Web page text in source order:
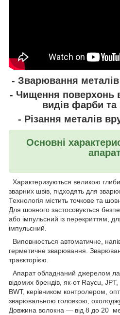
- Зварювання
- Чищення поверхонь
видів фарби та
- Різання металів
Основні
Характеризуються великою
зварних швів, підходять для
Технологія містить точкове та
Для шовного застосовується
або імпульсний із перекриттям,
імпульсний.
Виповнюється автоматичне,
герметичне зварювання.
траєкторією.
Апарат обладнаний джерелом
відомих брендів, як-от Raycu,
BWT, керівником контролером,
зварювальною головкою,
Довжина волокна — від 8 до 20